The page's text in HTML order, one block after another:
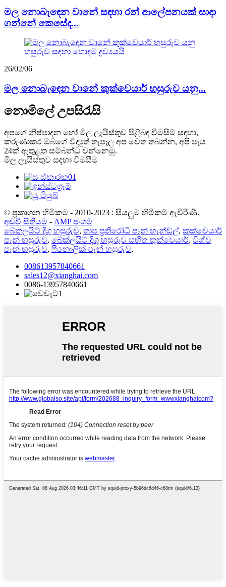
මල නොබැඳෙන වානේ සඳහා රන් ආලේපනයක් සාදා
ගන්නේ කෙසේද...
26/02/06
මල නොබැඳෙන වානේ කුක්වෙයාර් හසුරුව යනු...
නොමිලේ උපසිරැසි
අපගේ නිෂ්පාදන හෝ මිල ලැයිස්තුව පිළිබඳ විමසීම් සඳහා,
කරුණාකර ඔබගේ විද්‍යුත් තැපෑල අප වෙත තබන්න, අපි පැය
24ක් ඇතුළත සම්බන්ධ වන්නෙමු.
මිල ලැයිස්තුව සඳහා විමසීම
© ප්‍රකාශන හිමිකම - 2010-2023 : සියලුම හිමිකම් ඇවිරිණි.
අඩවි සිතියම - AMP ජංගම
බේකලයිට් දිගු හසුරුව, තාප ප්‍රතිරෝධී පෑන් හැන්ඩ්ල්, කුක්වෙයාර්
පෑන් හසුරුව, බේක්ලයිට් දිගු හසුරුව සහිත කුක්වෙයාර්, විශ්ව
පෑන් හසුරුව, ෆීනොලික් පෑන් හසුරුව,
008613957840661
sales12@xianghai.com
0086-13957840661